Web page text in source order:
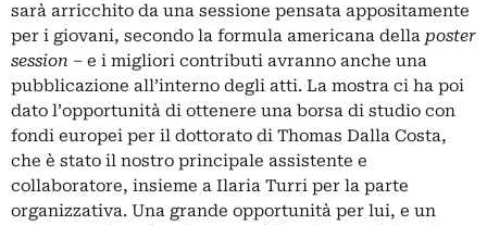
sarà arricchito da una sessione pensata appositamente
per i giovani, secondo la formula americana della poster
session – e i migliori contributi avranno anche una
pubblicazione all’interno degli atti. La mostra ci ha poi
dato l’opportunità di ottenere una borsa di studio con
fondi europei per il dottorato di Thomas Dalla Costa,
che è stato il nostro principale assistente e
collaboratore, insieme a Ilaria Turri per la parte
organizzativa. Una grande opportunità per lui, e un